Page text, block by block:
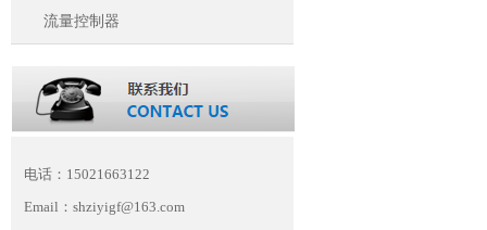
流量控制器
电话：15021663122
Email：shziyigf@163.com